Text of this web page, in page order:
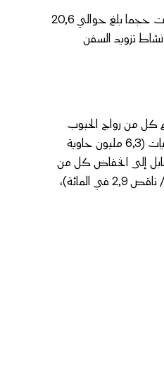
وبحسب المصدر ذاته سجلت كل من الواردات حجما قدره 40,7 مليون طن (زائد 3,6 في المائة)، والصادرات حجما بلغ حوالي 20,6
3,9 مليون طن (ناقص 14,6 في المائة)، ثم نشاط تزويد السفن
أبرز البلاغ أن الفصل الأول من سنة 2026، عرف ارتفاع كل من رواج الحبوب
(5,8 مليون طن/ زائد 13,8 في المائة)، والمحروقات المستوردة (7,1 مليون طن/ زائد 7,7 في المائة) ، والحاويات (6,3 مليون حاوية
/ زائد 12,9 في المائة)، مشيرا بالمقابل إلى انخفاض كل من
رواج الفوسفاط والمنتجات المرتبطة به (14,6 مليون طن/ ناقص 11,2 في المائة) ، والفحم (5,2 مليون طن/ ناقص 2,9 في المائة)،